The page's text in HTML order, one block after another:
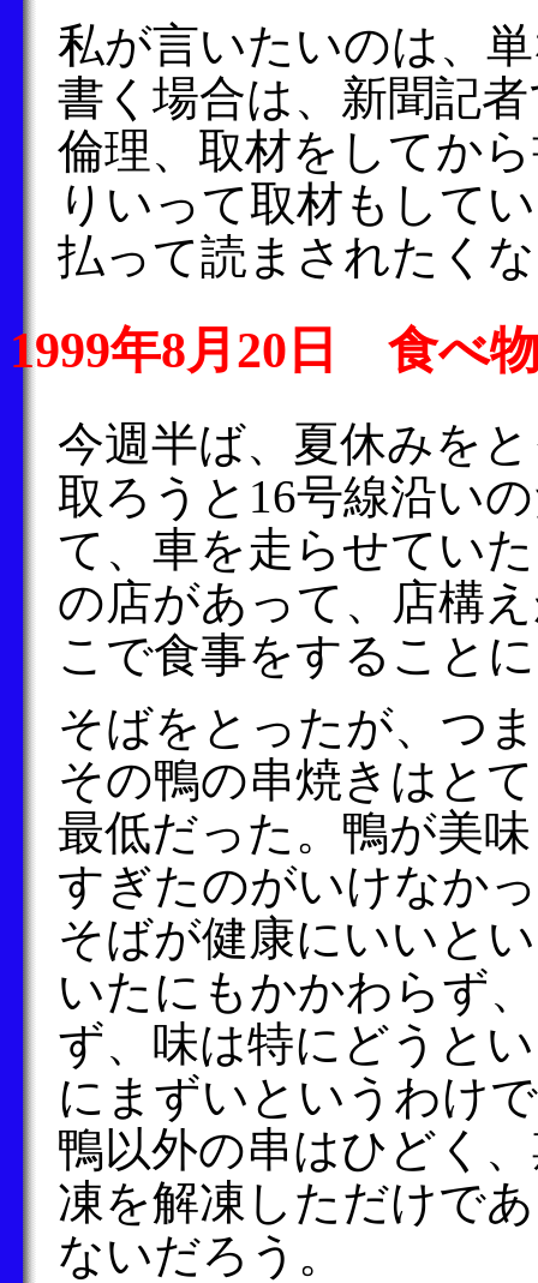
私が言いたいのは、
書く場合は、新聞記
倫理、取材をしてか
りいって取材もして
払って読まされたく
1999年8月20日 食べ
今週半ば、夏休みを
取ろうと16号線沿い
て、車を走らせてい
の店があって、店構
こで食事をすること
そばをとったが、つ
その鴨の串焼きはと
最低だった。鴨が美
すぎたのがいけなか
そばが健康にいいと
いたにもかかわらず
ず、味は特にどうと
にまずいというわけ
鴨以外の串はひどく
凍を解凍しただけで
ないだろう。